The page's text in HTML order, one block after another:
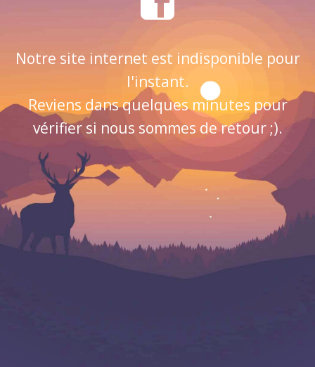
Notre site internet est indisponible pour
l'instant.
Reviens dans quelques minutes pour
vérifier si nous sommes de retour ;).